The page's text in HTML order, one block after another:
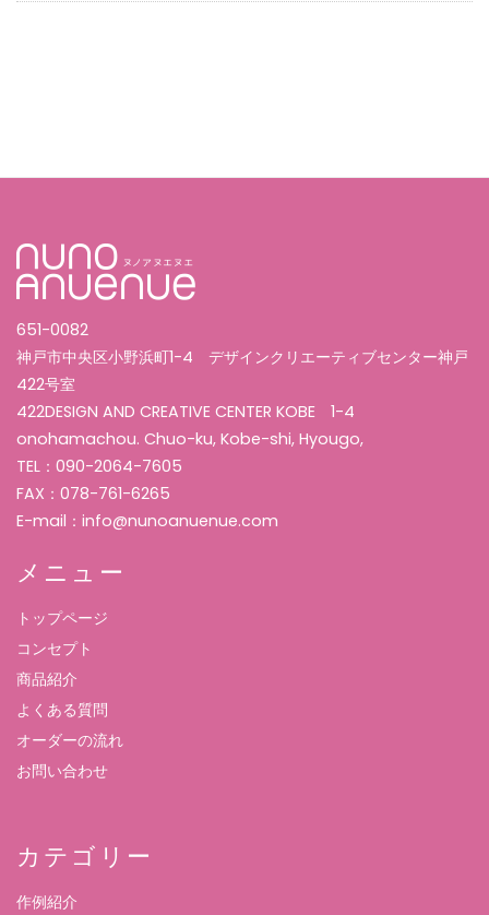
651-0082
神戸市中央区小野浜町1-4 デザインクリエーティブセンター神戸
422号室
422DESIGN AND CREATIVE CENTER KOBE 1-4
onohamachou. Chuo-ku, Kobe-shi, Hyougo,
TEL：090-2064-7605
FAX：078-761-6265
E-mail：info@nunoanuenue.com
メニュー
トップページ
コンセプト
商品紹介
よくある質問
オーダーの流れ
お問い合わせ
カテゴリー
作例紹介